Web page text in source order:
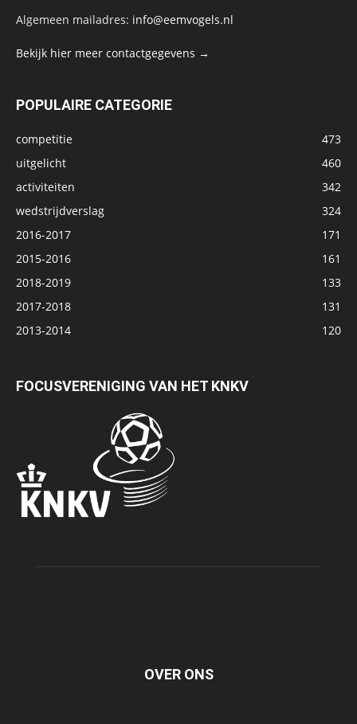
Algemeen mailadres: info@eemvogels.nl
Bekijk hier meer contactgegevens →
POPULAIRE CATEGORIE
competitie
473
uitgelicht
460
activiteiten
342
wedstrijdverslag
324
2016-2017
171
2015-2016
161
2018-2019
133
2017-2018
131
2013-2014
120
FOCUSVERENIGING VAN HET KNKV
OVER ONS